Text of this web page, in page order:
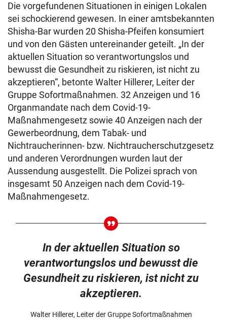
Die vorgefundenen Situationen in einigen Lokalen
sei schockierend gewesen. In einer amtsbekannten
Shisha-Bar wurden 20 Shisha-Pfeifen konsumiert
und von den Gästen untereinander geteilt. „In der
aktuellen Situation so verantwortungslos und
bewusst die Gesundheit zu riskieren, ist nicht zu
akzeptieren“, betonte Walter Hillerer, Leiter der
Gruppe Sofortmaßnahmen. 32 Anzeigen und 16
Organmandate nach dem Covid-19-
Maßnahmengesetz sowie 40 Anzeigen nach der
Gewerbeordnung, dem Tabak- und
Nichtraucherinnen- bzw. Nichtraucherschutzgesetz
und anderen Verordnungen wurden laut der
Aussendung ausgestellt. Die Polizei sprach von
insgesamt 50 Anzeigen nach dem Covid-19-
Maßnahmengesetz.
In der aktuellen Situation so
verantwortungslos und bewusst die
Gesundheit zu riskieren, ist nicht zu
akzeptieren.
Walter Hillerer, Leiter der Gruppe Sofortmaßnahmen